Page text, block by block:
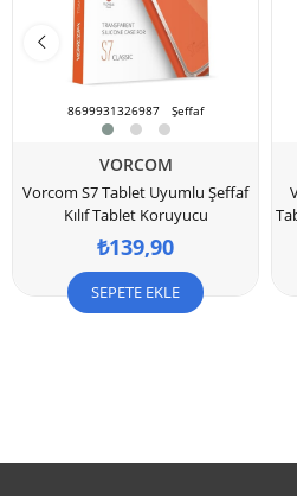
8699931326987 Şeffaf
VORCOM
Vorcom S7 Tablet Uyumlu Şeffaf
Kılıf Tablet Koruyucu
₺139,90
SEPETE EKLE